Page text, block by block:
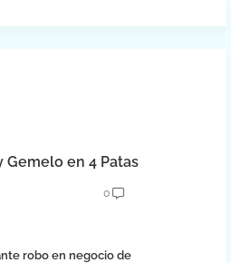
Gemelo en 4 Patas
0
robo en negocio de